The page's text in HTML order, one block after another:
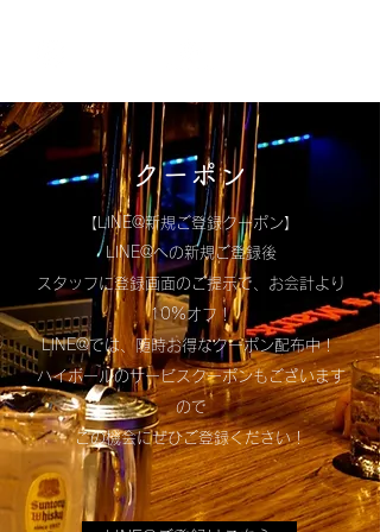
クーポン
【LINE@新規ご登録クーポン】
LINE@への新規ご登録後
スタッフに登録画面のご提示で、お会計より
10%オフ！
LINE@では、随時お得なクーポン配布中！
ハイボールのサービスクーポンもございます
ので
この機会にぜひご登録ください！